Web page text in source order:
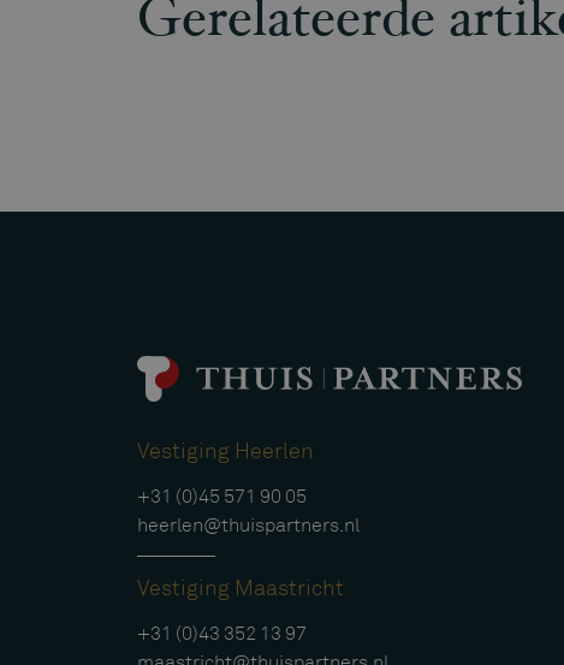
Gerelateerde
Vestiging Heerlen
+31 (0)45 571 90 05
heerlen@thuispartners.nl
Vestiging Maastricht
+31 (0)43 352 13 97